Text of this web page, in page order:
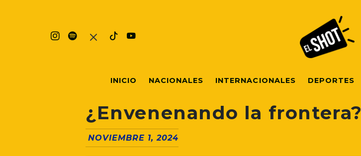
INICIO NACIONALES INTERNACIONALES DEPORTES
¿Envenenando la frontera?
NOVIEMBRE 1, 2024